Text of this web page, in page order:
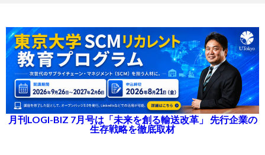
月刊LOGI-BIZ 7月号は「未来を創る輸送改革」 先行企業の
生存戦略を徹底取材